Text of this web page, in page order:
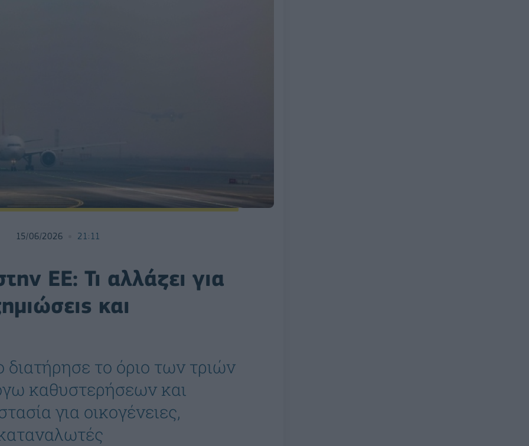
15/06/2026 21:11
ΕΕ: Τι αλλάζει για
και
το όριο των τριών
καθυστερήσεων και
για οικογένειες,